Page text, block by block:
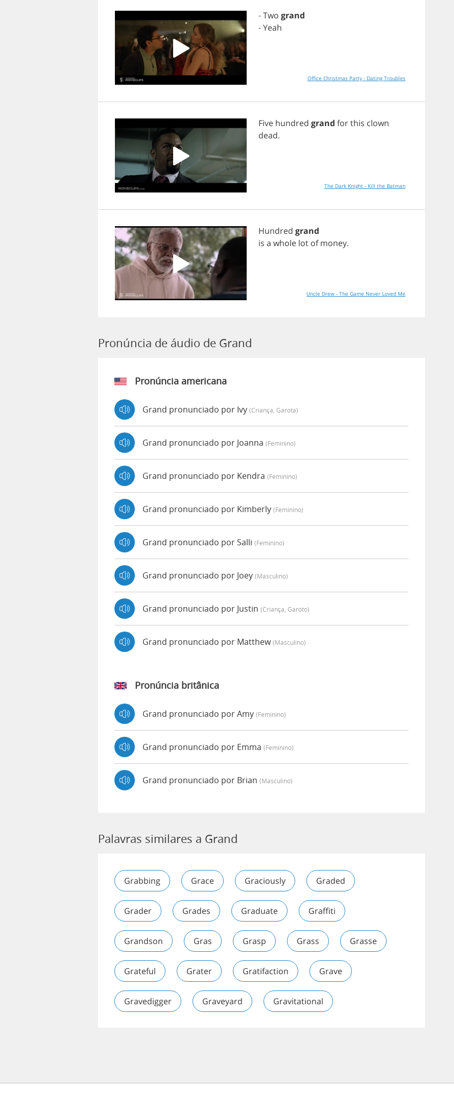
-Two grand
-Yeah
Office Christmas Party - Dating Troubles
Five hundred grand forthis clown
dead.
The Dark Knight - Kill the Batman
Hundred grand
is a whole lot of money.
Uncle Drew - The Game Never Loved Me
Pronúncia de áudio de Grand
Pronúncia americana
Grand pronunciado por Ivy (criança, Garota)
Grand pronunciado por Joanna (feminino)
Grand pronunciado por Kendra (feminino)
Grand pronunciado por Kimberly (feminino)
Grand pronunciado por Salli (feminino)
Grand pronunciado por Joey (masculino)
Grand pronunciado por Justin (criança, Garoto)
Grand pronunciado por Matthew(masculino)
Pronúncia britânica
Grand pronunciado por Amy (feminino)
Grand pronunciado por Emma (feminino)
Grand pronunciado por Brian (masculino)
Palavras similares a Grand
Grabbing Grace Graciously Graded
Grader Grades Graduate Graffiti
Grandson Gras Grasp Grass Grasse
Grateful Grater Gratifaction Grave
Gravedigger Graveyard Gravitational